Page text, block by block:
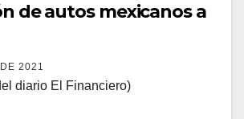
de autos mexicanos a
2021
diario El Financiero)